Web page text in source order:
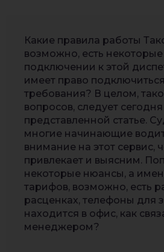
Какие правила работы
возможно, есть
подключении к этой
имеет право
требования? В целом,
вопросов, следует
представленной статье.
многие начинающие
внимание на этот сервис,
привлекает и выясним.
некоторые нюансы, а
тарифов, возможно, есть
расценках, телефоны для
находится в офис, как
менеджером?